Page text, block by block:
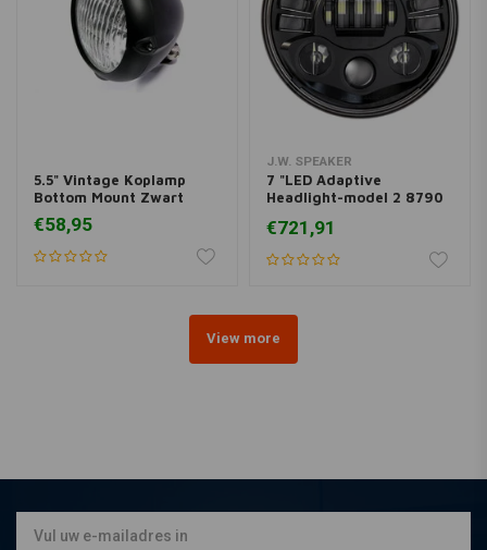
5.5" Vintage Koplamp
Bottom Mount Zwart
€58,95
J.W. SPEAKER
7 "LED Adaptive
Headlight-model 2 8790
€721,91
View more